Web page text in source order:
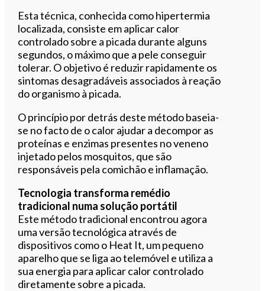
Esta técnica, conhecida como hipertermia
localizada, consiste em aplicar calor
controlado sobre a picada durante alguns
segundos, o máximo que a pele conseguir
tolerar. O objetivo é reduzir rapidamente os
sintomas desagradáveis associados à reação
do organismo à picada.
O princípio por detrás deste método baseia-
se no facto de o calor ajudar a decompor as
proteínas e enzimas presentes no veneno
injetado pelos mosquitos, que são
responsáveis pela comichão e inflamação.
Tecnologia transforma remédio
tradicional numa solução portátil
Este método tradicional encontrou agora
uma versão tecnológica através de
dispositivos como o Heat It, um pequeno
aparelho que se liga ao telemóvel e utiliza a
sua energia para aplicar calor controlado
diretamente sobre a picada.